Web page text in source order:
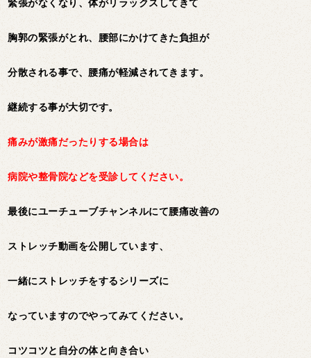
胸郭の緊張がとれ、腰部にかけてきた負担が
分散される事で、腰痛が軽減されてきます。
継続する事が大切です。
痛みが激痛だったりする場合は
病院や整骨院などを受診してください。
最後にユーチューブチャンネルにて腰痛改善の
ストレッチ動画を公開しています、
一緒にストレッチをするシリーズに
なっていますのでやってみてください。
コツコツと自分の体と向き合い